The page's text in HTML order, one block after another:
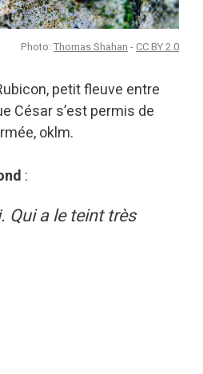
Photo: Thomas Shahan - CC BY 2.0
petit fleuve entre
César s’est permis de
oklm.
:
Qui a le teint très